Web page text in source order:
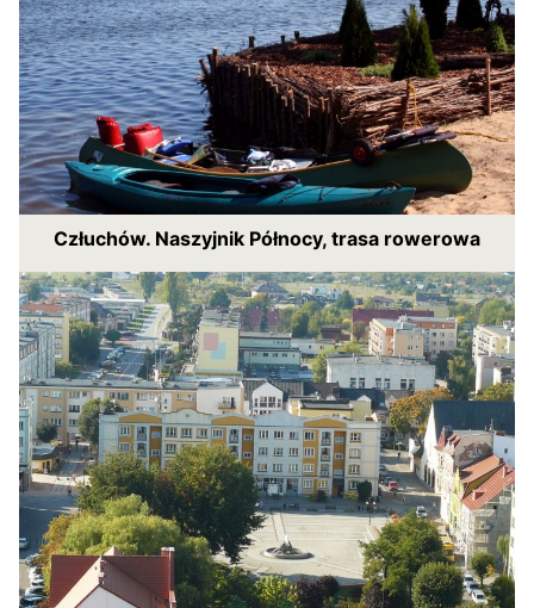
Człuchów. Naszyjnik Północy, trasa rowerowa